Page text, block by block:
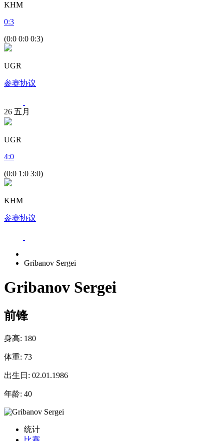
KHM
0:3
(0:0 0:0 0:3)
UGR
参赛协议
26 五月
UGR
4:0
(0:0 1:0 3:0)
KHM
参赛协议
Gribanov Sergei
Gribanov Sergei
前锋
身高: 180
体重: 73
出生日: 02.01.1986
年龄: 40
统计